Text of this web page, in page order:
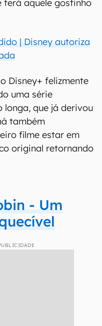
terá aquele gostinho
| Disney autoriza
Disney+ felizmente
uma série
longa, que já derivou
também
filme estar em
original retornando
- Um